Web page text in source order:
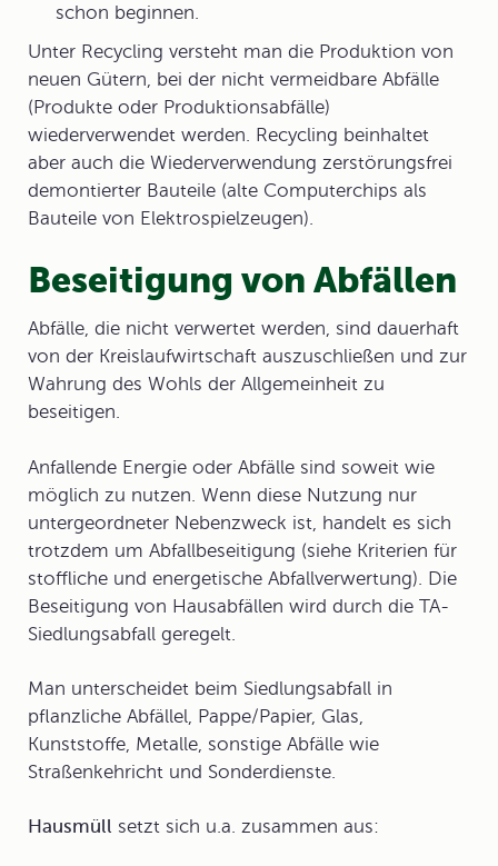
schon beginnen.
Unter Recycling versteht man die Produktion von
neuen Gütern, bei der nicht vermeidbare Abfälle
(Produkte oder Produktionsabfälle)
wiederverwendet werden. Recycling beinhaltet
aber auch die Wiederverwendung zerstörungsfrei
demontierter Bauteile (alte Computerchips als
Bauteile von Elektrospielzeugen).
Beseitigung von Abfällen
Abfälle, die nicht verwertet werden, sind dauerhaft
von der Kreislaufwirtschaft auszuschließen und zur
Wahrung des Wohls der Allgemeinheit zu
beseitigen.
Anfallende Energie oder Abfälle sind soweit wie
möglich zu nutzen. Wenn diese Nutzung nur
untergeordneter Nebenzweck ist, handelt es sich
trotzdem um Abfallbeseitigung (siehe Kriterien für
stoffliche und energetische Abfallverwertung). Die
Beseitigung von Hausabfällen wird durch die TA-
Siedlungsabfall geregelt.
Man unterscheidet beim Siedlungsabfall in
pflanzliche Abfällel, Pappe/Papier, Glas,
Kunststoffe, Metalle, sonstige Abfälle wie
Straßenkehricht und Sonderdienste.
Hausmüll setzt sich u.a. zusammen aus: